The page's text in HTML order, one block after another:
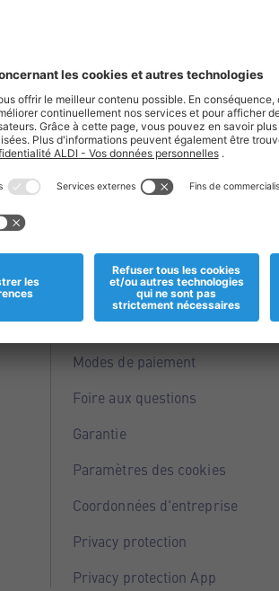
aucune de nos offres.
Informations
Magasins
Modes de paiement
Foire aux questions
Garantie
Paramètres des cookies
Coordonnées d'entreprise
Privacy protection
Privacy protection App